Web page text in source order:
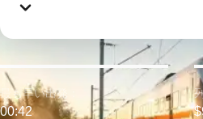
最も早い出発：
00:42